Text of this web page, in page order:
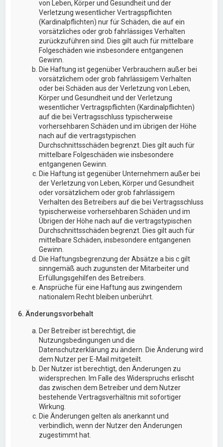
von Leben, Körper und Gesundheit und der
Verletzung wesentlicher Vertragspflichten
(Kardinalpflichten) nur für Schäden, die auf ein
vorsätzliches oder grob fahrlässiges Verhalten
zurückzuführen sind. Dies gilt auch für mittelbare
Folgeschäden wie insbesondere entgangenen
Gewinn.
Die Haftung ist gegenüber Verbrauchern außer bei
vorsätzlichem oder grob fahrlässigem Verhalten
oder bei Schäden aus der Verletzung von Leben,
Körper und Gesundheit und der Verletzung
wesentlicher Vertragspflichten (Kardinalpflichten)
auf die bei Vertragsschluss typischerweise
vorhersehbaren Schäden und im übrigen der Höhe
nach auf die vertragstypischen
Durchschnittsschäden begrenzt. Dies gilt auch für
mittelbare Folgeschäden wie insbesondere
entgangenen Gewinn.
Die Haftung ist gegenüber Unternehmern außer bei
der Verletzung von Leben, Körper und Gesundheit
oder vorsätzlichem oder grob fahrlässigem
Verhalten des Betreibers auf die bei Vertragsschluss
typischerweise vorhersehbaren Schäden und im
Übrigen der Höhe nach auf die vertragstypischen
Durchschnittsschäden begrenzt. Dies gilt auch für
mittelbare Schäden, insbesondere entgangenen
Gewinn.
Die Haftungsbegrenzung der Absätze a bis c gilt
sinngemäß auch zugunsten der Mitarbeiter und
Erfüllungsgehilfen des Betreibers.
Ansprüche für eine Haftung aus zwingendem
nationalem Recht bleiben unberührt.
6. Änderungsvorbehalt
Der Betreiber ist berechtigt, die
Nutzungsbedingungen und die
Datenschutzerklärung zu ändern. Die Änderung wird
dem Nutzer per E-Mail mitgeteilt.
Der Nutzer ist berechtigt, den Änderungen zu
widersprechen. Im Falle des Widerspruchs erlischt
das zwischen dem Betreiber und dem Nutzer
bestehende Vertragsverhältnis mit sofortiger
Wirkung.
Die Änderungen gelten als anerkannt und
verbindlich, wenn der Nutzer den Änderungen
zugestimmt hat.